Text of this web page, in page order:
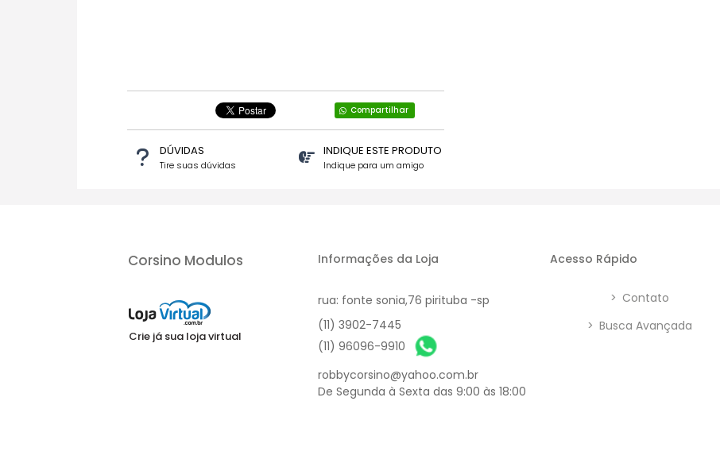
Compartilhar
DÚVIDAS
Tire suas dúvidas
INDIQUE ESTE PRODUTO
Indique para um amigo
Corsino Modulos
Crie já sua loja virtual
Informações da Loja
rua: fonte sonia,76 pirituba -sp
(11) 3902-7445
(11) 96096-9910
robbycorsino@yahoo.com.br
De Segunda à Sexta das 9:00 às 18:00
Acesso Rápido
> Contato
> Busca Avançada